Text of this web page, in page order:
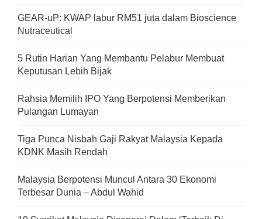
GEAR-uP: KWAP labur RM51 juta dalam Bioscience
Nutraceutical
5 Rutin Harian Yang Membantu Pelabur Membuat
Keputusan Lebih Bijak
Rahsia Memilih IPO Yang Berpotensi Memberikan
Pulangan Lumayan
Tiga Punca Nisbah Gaji Rakyat Malaysia Kepada
KDNK Masih Rendah
Malaysia Berpotensi Muncul Antara 30 Ekonomi
Terbesar Dunia – Abdul Wahid